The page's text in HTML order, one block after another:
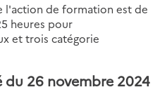
l'action de formation est de
heures pour
et trois catégorie
26 novembre 2024